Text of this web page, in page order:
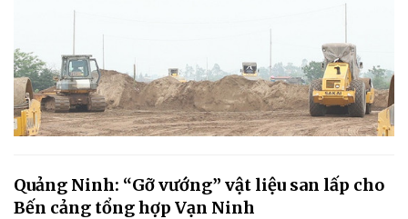
Quảng Ninh: “Gỡ vướng” vật liệu san lấp cho
Bến cảng tổng hợp Vạn Ninh